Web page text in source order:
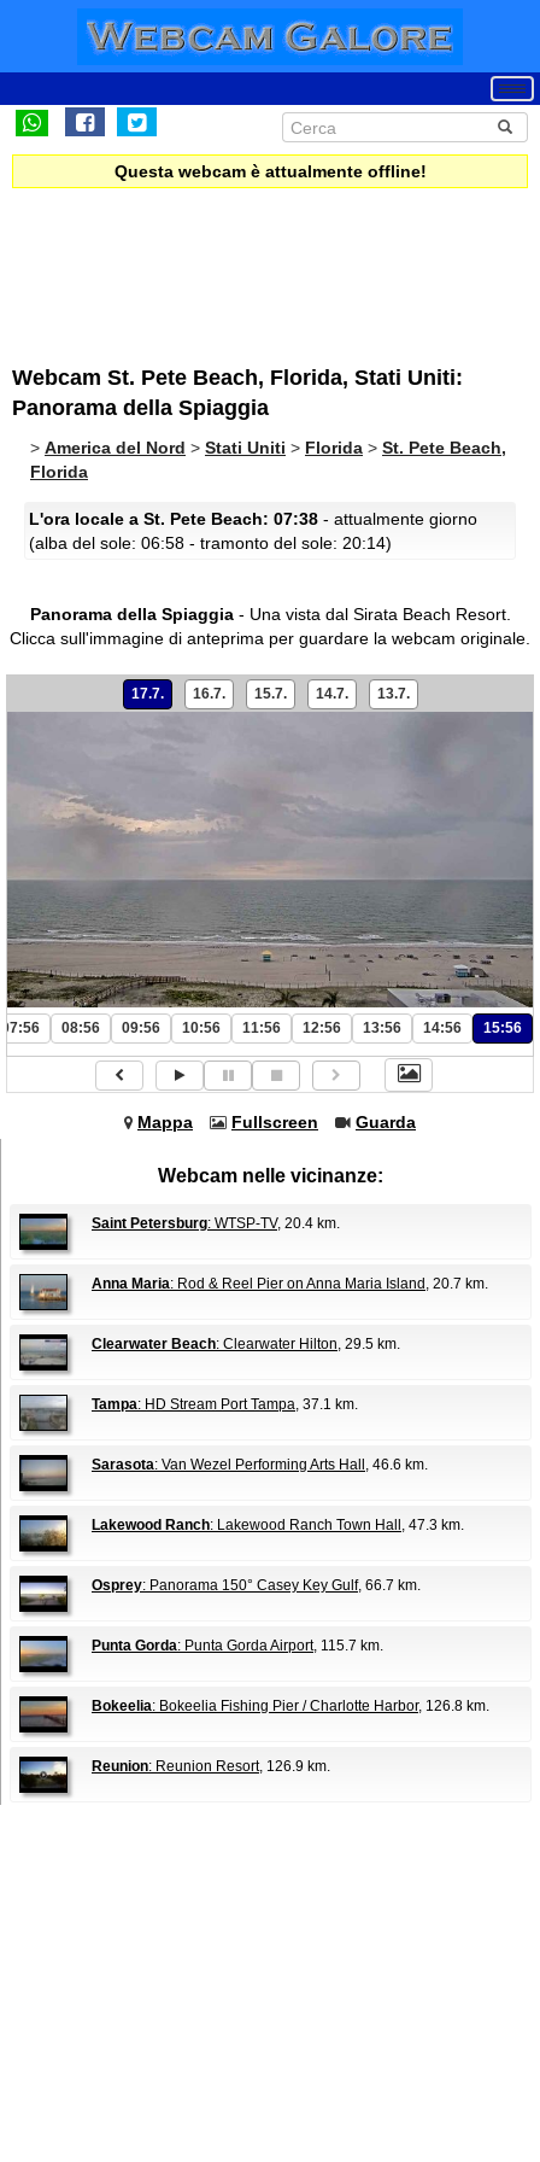
Questa webcam è attualmente offline!
Webcam St. Pete Beach, Florida, Stati Uniti:
Panorama della Spiaggia
> America del Nord > Stati Uniti > Florida > St. Pete Beach,
Florida
L'ora locale a St. Pete Beach: 07:38 - attualmente giorno
(alba del sole: 06:58 - tramonto del sole: 20:14)
Panorama della Spiaggia- Una vista dal Sirata Beach Resort.
Clicca sull'immagine di anteprima per guardare la webcam originale.
17.7. 16.7. 15.7. 14.7. 13.7.
07:56 08:56 09:56 10:56 11:56 12:56 13:56 14:56 15:56
Mappa Fullscreen Guarda
Webcam nelle vicinanze:
Saint Petersburg: WTSP-TV, 20.4 km.
Anna Maria: Rod & Reel Pier on Anna Maria Island , 20.7 km.
Clearwater Beach: Clearwater Hilton, 29.5 km.
Tampa: HD Stream Port Tampa, 37.1 km.
Sarasota: Van Wezel Performing Arts Hall , 46.6 km.
Lakewood Ranch: Lakewood Ranch Town Hall , 47.3 km.
Osprey: Panorama 150° Casey Key Gulf, 66.7 km.
Punta Gorda: Punta Gorda Airport, 115.7 km.
Bokeelia: Bokeelia Fishing Pier / Charlotte Harbor, 126.8 km.
Reunion: Reunion Resort, 126.9 km.